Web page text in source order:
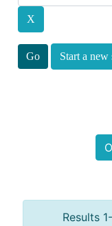
Start a new
Results